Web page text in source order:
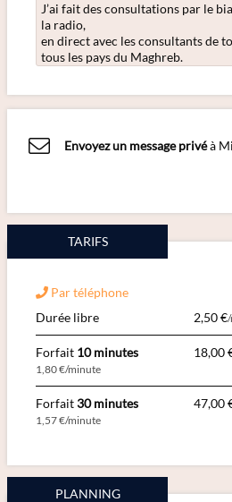
J’ai fait des consultations par le
la radio,
en direct avec les consultants de
tous les pays du Maghreb.
Envoyez un message privéà
TARIFS
Par téléphone
Durée libre
2,50 €
Forfait 10 minutes
1,80 €/minute
18,00
Forfait30 minutes
1,57 €/minute
47,00
PLANNING